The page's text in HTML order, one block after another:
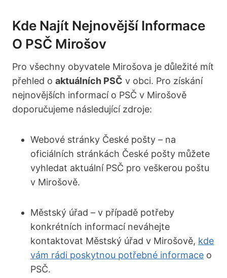
Kde Najít Nejnovější Informace
O PSČ Mirošov
Pro všechny obyvatele Mirošova je důležité mít
přehled o aktuálních PSČ v obci. Pro získání
nejnovějších informací o PSČ v Mirošově
doporučujeme následující zdroje:
Webové stránky České pošty – na
oficiálních stránkách České pošty můžete
vyhledat aktuální PSČ pro veškerou poštu
v Mirošově.
Městský úřad – v případě potřeby
konkrétních informací neváhejte
kontaktovat Městský úřad v Mirošově, kde
vám rádi poskytnou potřebné informace o
PSČ.